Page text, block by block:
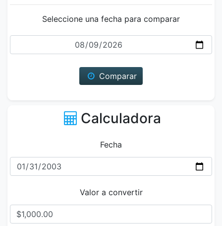
Seleccione una fecha para comparar
Fecha
Comparar
Calculadora
Fecha
Valor a convertir